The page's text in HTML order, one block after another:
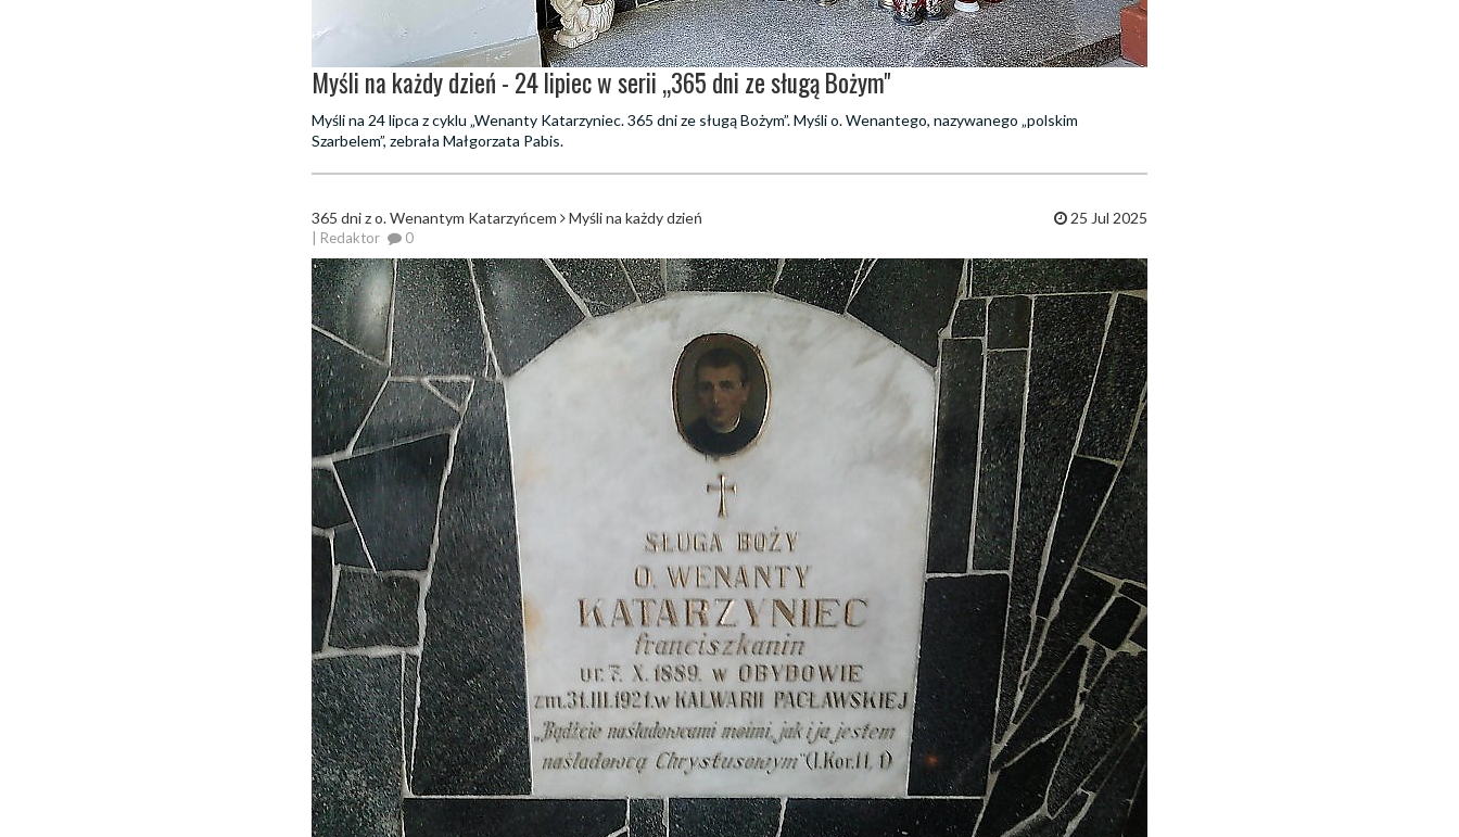
Myśli na każdy dzień - 24 lipiec w serii „365 dni ze sługą Bożym"
Myśli na 24 lipca z cyklu „Wenanty Katarzyniec. 365 dni ze sługą Bożym”. Myśli o. Wenantego, nazywanego „polskim
Szarbelem”, zebrała Małgorzata Pabis.
365 dni z o. Wenantym Katarzyńcem Myśli na każdy dzień
| Redaktor 0
25 Jul 2025